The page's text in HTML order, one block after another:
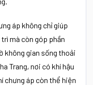
áp không chỉ giúp
mà còn góp phần
không gian sống thoải
Trang, nơi có khí hậu
chưng áp còn thể hiện